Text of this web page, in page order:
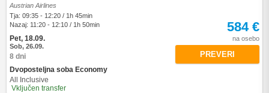
Austrian Airlines
Tja: 09:35 - 12:20 / 1h 45min
Nazaj: 11:20 - 12:10 / 1h 50min
Pet, 18.09.
Sob, 26.09.
8 dni
Dvoposteljna soba Economy
All Inclusive
Vključen transfer
584 €
na osebo
PREVERI